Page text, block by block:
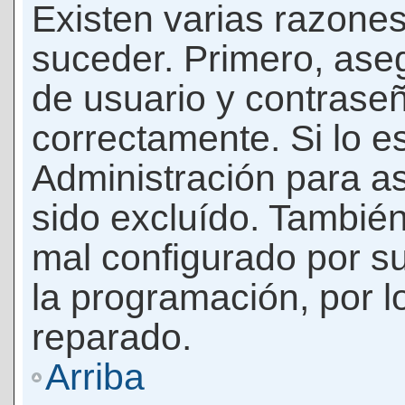
Existen varias
suceder. Primero,
de usuario y
correctamente. Si lo
Administración para
sido excluído.
mal configurado por
la programación, por
reparado.
Arriba